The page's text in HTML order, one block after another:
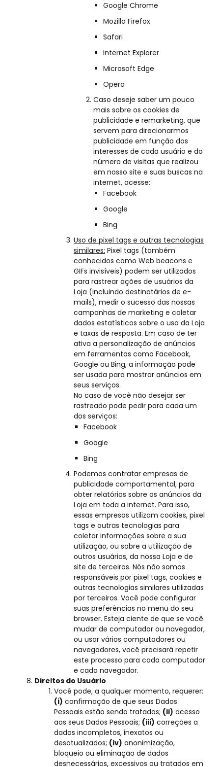
Google Chrome
Mozilla Firefox
Safari
Internet Explorer
Microsoft Edge
Opera
Caso deseje saber um pouco
mais sobre os cookies de
publicidade e remarketing, que
servem para direcionarmos
publicidade em função dos
interesses de cada usuário e do
número de visitas que realizou
em nosso site e suas buscas na
internet, acesse:
Facebook
Google
Bing
Uso de pixel tags e outras tecnologias
similares: Pixel tags (também
conhecidos como Web beacons e
GIFs invisíveis) podem ser utilizados
para rastrear ações de usuários da
Loja (incluindo destinatários de e-
mails), medir o sucesso das nossas
campanhas de marketing e coletar
dados estatísticos sobre o uso da Loja
e taxas de resposta. Em caso de ter
ativa a personalização de anúncios
em ferramentas como Facebook,
Google ou Bing, a informação pode
ser usada para mostrar anúncios em
seus serviços.
No caso de você não desejar ser
rastreado pode pedir para cada um
dos serviços:
Facebook
Google
Bing
Podemos contratar empresas de
publicidade comportamental, para
obter relatórios sobre os anúncios da
Loja em toda a internet. Para isso,
essas empresas utilizam cookies, pixel
tags e outras tecnologias para
coletar informações sobre a sua
utilização, ou sobre a utilização de
outros usuários, da nossa Loja e de
site de terceiros. Nós não somos
responsáveis por pixel tags, cookies e
outras tecnologias similares utilizadas
por terceiros. Você pode configurar
suas preferências no menu do seu
browser. Esteja ciente de que se você
mudar de computador ou navegador,
ou usar vários computadores ou
navegadores, você precisará repetir
este processo para cada computador
e cada navegador.
Direitos do Usuário
Você pode, a qualquer momento, requerer:
(i) confirmação de que seus Dados
Pessoais estão sendo tratados; (ii) acesso
aos seus Dados Pessoais; (iii) correções a
dados incompletos, inexatos ou
desatualizados; (iv) anonimização,
bloqueio ou eliminação de dados
desnecessários, excessivos ou tratados em